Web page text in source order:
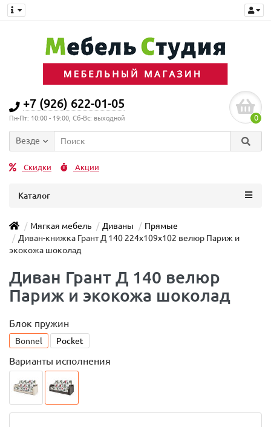
+7 (926) 622-01-05
Пн-Пт: 10:00 - 19:00, Сб-Вс: выходной 0
Везде
Скидки Акции
Каталог
Мягкая мебель Диваны
Прямые
Диван-книжка Грант Д 140 224х109х102 велюр Париж и
экокожа шоколад
Диван Грант Д 140 велюр
Париж и экокожа шоколад
Блок пружин
Bonnel Pocket
Варианты исполнения